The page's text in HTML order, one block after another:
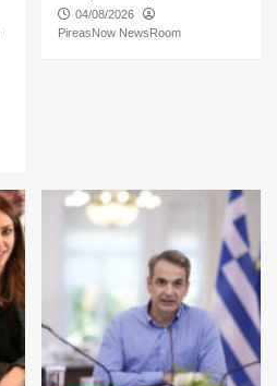
04/08/2026
PireasNow NewsRoom